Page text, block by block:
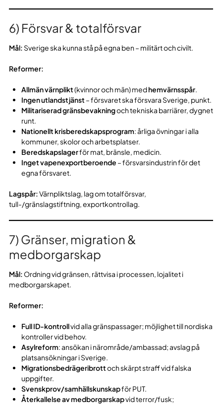
6) Försvar & totalförsvar
Mål: Sverige ska kunna stå på egna ben – militärt och civilt.
Reformer:
Allmän värnplikt(kvinnor och män) medhemvärnsspår.
Ingen utlandstjänst – försvaret ska försvara Sverige, punkt.
Militariserad gränsbevakningoch tekniska barriärer, dygnet
runt.
Nationellt krisberedskapsprogram: årliga övningar i alla
kommuner, skolor och arbetsplatser.
Beredskapslagerför mat, bränsle, medicin.
Inget vapenexportberoende – försvarsindustrin för det
egna försvaret.
Lagspår:Värnpliktslag, lag om totalförsvar,
tull-/gränslagstiftning, exportkontrollag.
7) Gränser, migration &
medborgarskap
Mål: Ordning vid gränsen, rättvisa i processen, lojalitet i
medborgarskapet.
Reformer:
Full ID-kontrollvid alla gränspassager; möjlighet till nordiska
kontroller vid behov.
Asylreform: ansökan i närområde/ambassad; avslag på
platsansökningar i Sverige.
Migrationsbedrägeribrottoch skärpt straff vid falska
uppgifter.
Svenskprov/samhällskunskapför PUT.
Återkallelse av medborgarskapvid terror/fusk;